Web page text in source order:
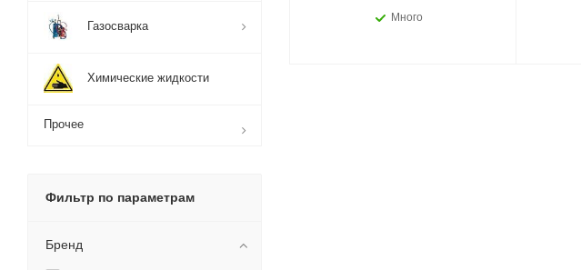
Много
Газосварка
Химические жидкости
Прочее
Фильтр по параметрам
Бренд